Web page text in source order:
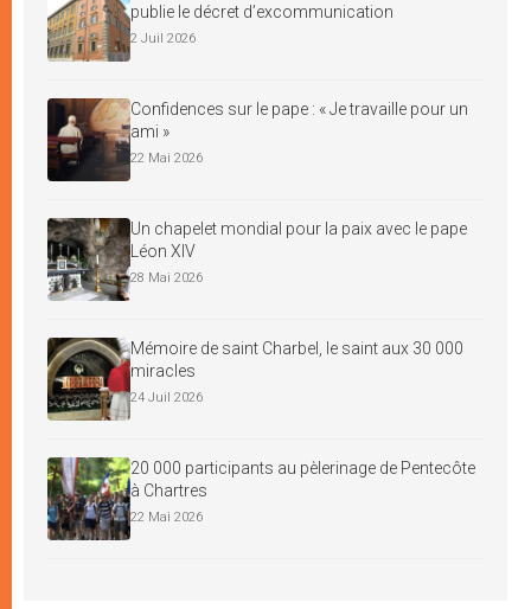
publie le décret d’excommunication
2 Juil 2026
Confidences sur le pape : « Je travaille pour un
ami »
22 Mai 2026
Un chapelet mondial pour la paix avec le pape
Léon XIV
28 Mai 2026
Mémoire de saint Charbel, le saint aux 30 000
miracles
24 Juil 2026
20 000 participants au pèlerinage de Pentecôte
à Chartres
22 Mai 2026